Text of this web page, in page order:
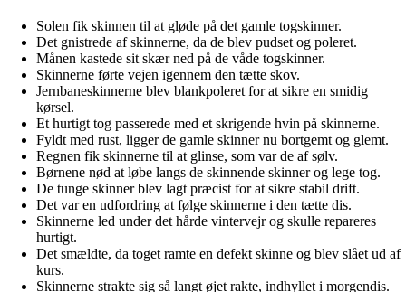
Solen fik skinnen til at gløde på det gamle togskinner.
Det gnistrede af skinnerne, da de blev pudset og poleret.
Månen kastede sit skær ned på de våde togskinner.
Skinnerne førte vejen igennem den tætte skov.
Jernbaneskinnerne blev blankpoleret for at sikre en smidig
kørsel.
Et hurtigt tog passerede med et skrigende hvin på skinnerne.
Fyldt med rust, ligger de gamle skinner nu bortgemt og glemt.
Regnen fik skinnerne til at glinse, som var de af sølv.
Børnene nød at løbe langs de skinnende skinner og lege tog.
De tunge skinner blev lagt præcist for at sikre stabil drift.
Det var en udfordring at følge skinnerne i den tætte dis.
Skinnerne led under det hårde vintervejr og skulle repareres
hurtigt.
Det smældte, da toget ramte en defekt skinne og blev slået ud af
kurs.
Skinnerne strakte sig så langt øjet rakte, indhyllet i morgendis.